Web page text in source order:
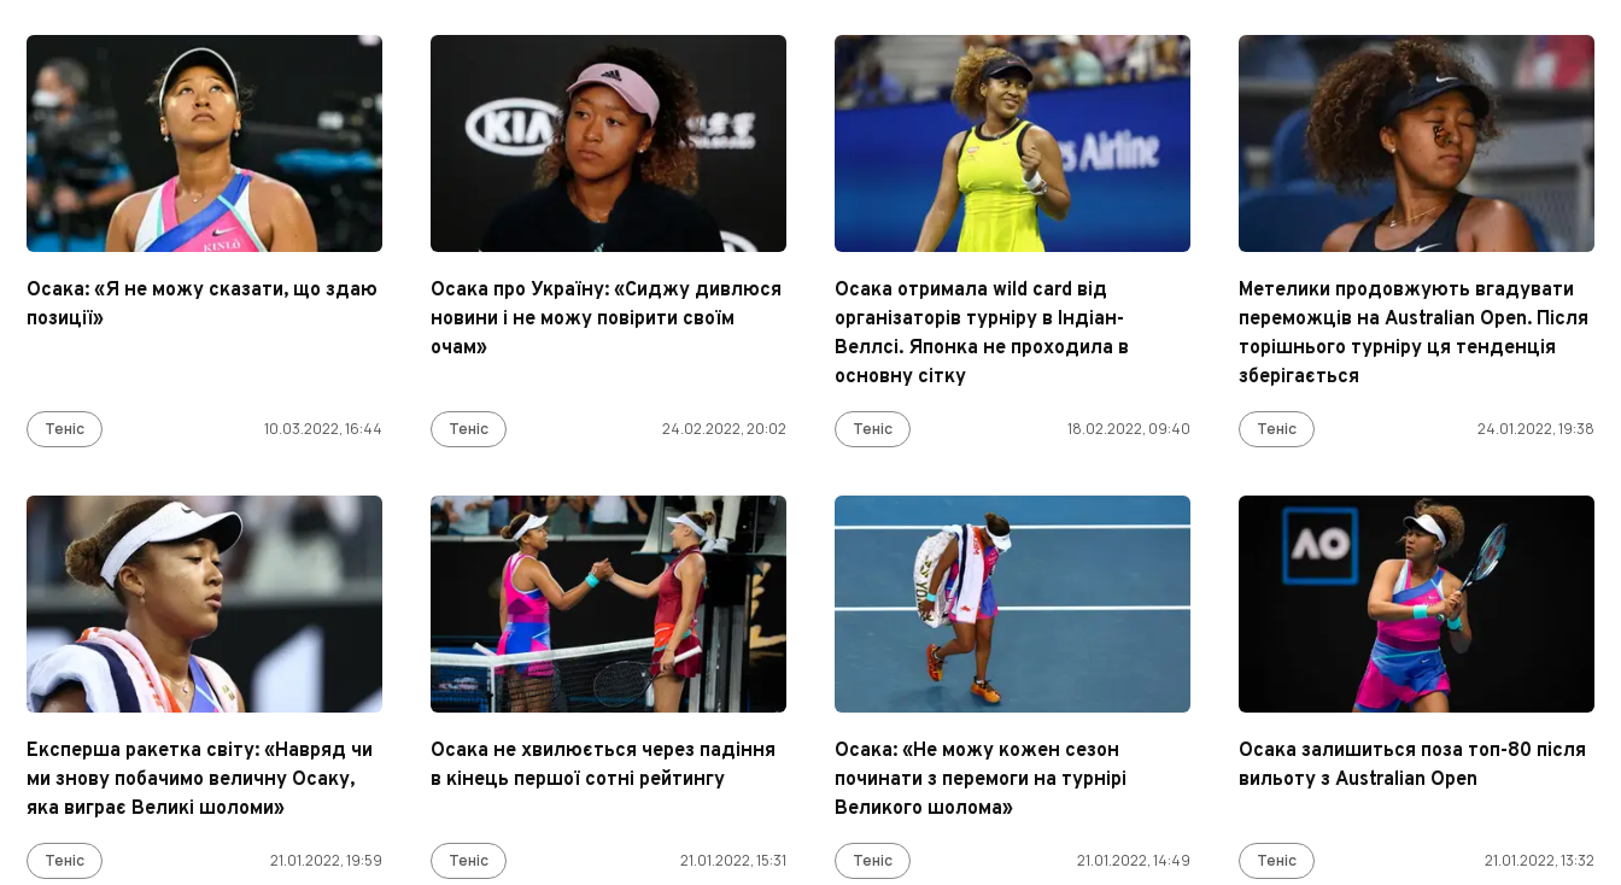
Осака: «Я не можу сказати, що здаю
позиції»
Теніс 10.03.2022, 16:44
Осака про Україну: «Сиджу дивлюся
новини і не можу повірити своїм
очам»
Теніс 24.02.2022, 20:02
Осака отримала wild card від
організаторів турніру в Індіан-
Веллсі. Японка не проходила в
основну сітку
Теніс 18.02.2022, 09:40
Метелики продовжують вгадувати
переможців на Australian Open. Після
торішнього турніру ця тенденція
зберігається
Теніс 24.01.2022, 19:38
Експерша ракетка світу: «Навряд чи
ми знову побачимо величну Осаку,
яка виграє Великі шоломи»
Теніс 21.01.2022, 19:59
Осака не хвилюється через падіння
в кінець першої сотні рейтингу
Теніс 21.01.2022, 15:31
Осака: «Не можу кожен сезон
починати з перемоги на турнірі
Великого шолома»
Теніс 21.01.2022, 14:49
Осака залишиться поза топ-80 після
вильоту з Australian Open
Теніс 21.01.2022, 13:32